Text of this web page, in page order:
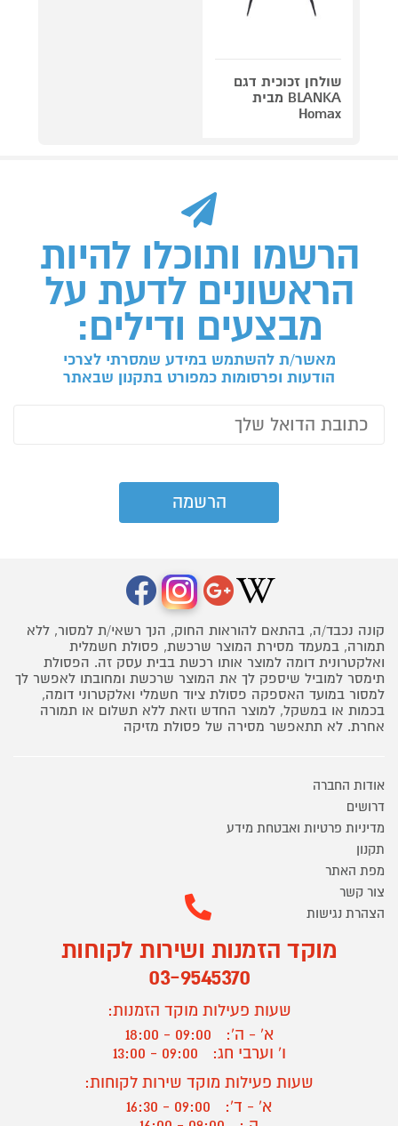
שולחן זכוכית דגם
BLANKA מבית
Homax
הרשמו ותוכלו להיות
הראשונים לדעת על
מבצעים ודילים:
מאשר/ת להשתמש במידע שמסרתי לצרכי
הודעות ופרסומות כמפורט בתקנון שבאתר
קונה נכבד/ה, בהתאם להוראות החוק, הנך רשאי/ת למסור, ללא
תמורה, במעמד מסירת המוצר שרכשת, פסולת חשמלית
ואלקטרונית דומה למוצר אותו רכשת בבית עסק זה. הפסולת
תימסר למוביל שיספק לך את המוצר שרכשת ומחובתו לאפשר לך
למסור במועד האספקה פסולת ציוד חשמלי ואלקטרוני דומה,
בכמות או במשקל, למוצר החדש וזאת ללא תשלום או תמורה
אחרת. לא תתאפשר מסירה של פסולת מזיקה
אודות החברה
דרושים
מדיניות פרטיות ואבטחת מידע
תקנון
מפת האתר
צור קשר
הצהרת נגישות
מוקד הזמנות ושירות לקוחות
03-9545370
שעות פעילות מוקד הזמנות:
א' - ה':
09:00 - 18:00
ו' וערבי חג:
09:00 - 13:00
שעות פעילות מוקד שירות לקוחות:
א' - ד':
09:00 - 16:30